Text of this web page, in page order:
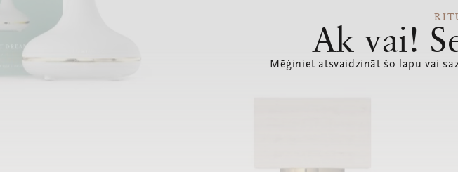
Ak vai!
Mēģiniet atsvaidzināt šo lapu vai